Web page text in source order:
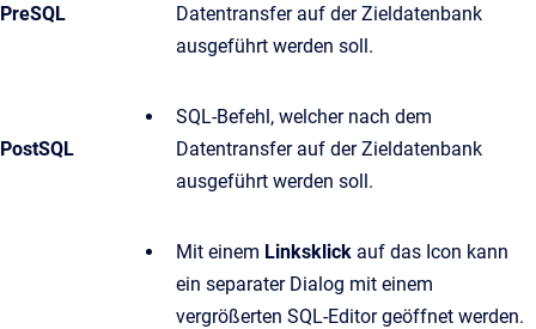
PreSQL
Datentransfer auf der Zieldatenbank
ausgeführt werden soll.
PostSQL
SQL-Befehl, welcher nach dem
Datentransfer auf der Zieldatenbank
ausgeführt werden soll.
Mit einem Linksklick auf das Icon kann
ein separater Dialog mit einem
vergrößerten SQL-Editor geöffnet werden.